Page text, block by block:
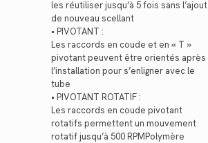
les réutiliser jusqu’à 5 fois sans l’ajout
de nouveau scellant
• PIVOTANT :
Les raccords en coude et en « T »
pivotant peuvent être orientés après
l’installation pour s’enligner avec le
tube
• PIVOTANT ROTATIF :
Les raccords en coude pivotant
rotatifs permettent un mouvement
rotatif jusqu’à 500 RPMPolymère